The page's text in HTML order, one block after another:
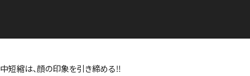
短縮は、顔の印象を引き締める‼️